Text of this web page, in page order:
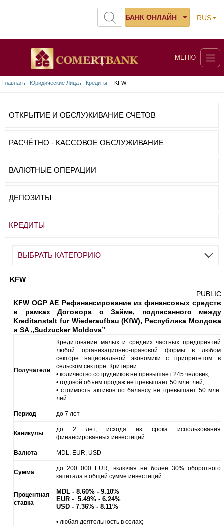
RUS
БАНК ОНЛАЙН
МЕНЮ
Главная Юридические Лица Кредиты KFW
ОТКРЫТИЕ И ОБСЛУЖИВАНИЕ СЧЕТОВ
РАСЧЁТНО - КАССОВОЕ ОБСЛУЖИВАНИЕ
ВАЛЮТНЫЕ ОПЕРАЦИИ
ДЕПОЗИТЫ
КРЕДИТЫ
ВЫБРАТЬ КАТЕГОРИЮ
KFW
PUBLIC
KFW OGP AE Рефинансирование из финансовых средств
в рамках Договора о Займе, подписанного между
Kreditanstalt fur Wiederaufbau (KfW), Республика Молдова
и SA „Sudzucker Moldova”
Получатели
Кредитование малых и средних частных предприятий
любой организационно-правовой формы в любом
секторе национальной экономики с приоритетом в
сельском секторе. Критерии:
• количество сотрудников не превышает 245 человек;
• годовой объем продаж не превышает 50 млн. лей;
• стоимость активов по балансу не превышает 50 млн.
лей
Период до 7 лет
Каникулы
до 2 лет, исходя из срока использования
финансированных инвестиций
Валюта MDL, EUR, USD
Сумма
до 200 000 EUR, включая не более 30% оборотного
капитала в общей сумме инвестиций
Процентная
ставка
MDL - 8.60% - 9.10%
EUR - 5.49% - 6.24%
USD - 7.36% - 8.11%
• любая деятельность в селах;